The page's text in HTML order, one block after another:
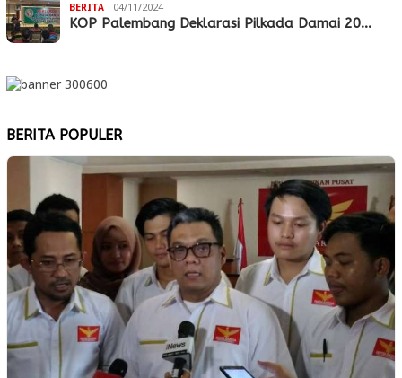
BERITA 04/11/2024
KOP Palembang Deklarasi Pilkada Damai 20…
BERITA POPULER